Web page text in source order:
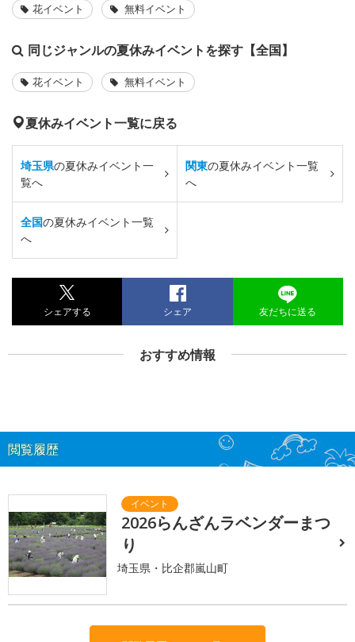
花イベント 無料イベント
同じジャンルの夏休みイベントを探す【全国】
花イベント 無料イベント
夏休みイベント一覧に戻る
埼玉県の夏休みイベント一
覧へ
関東の夏休みイベント一覧
へ
全国の夏休みイベント一覧
へ
シェアする シェア 友だちに送る
おすすめ情報
閲覧履歴
2026らんざんラベンダーまつ
り
埼玉県・比企郡嵐山町